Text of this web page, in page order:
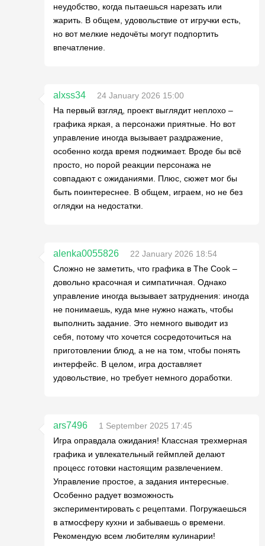
неудобство, когда пытаешься нарезать или
жарить. В общем, удовольствие от игручки есть,
но вот мелкие недочёты могут подпортить
впечатление.
alxss34
24 January 2026 15:00
На первый взгляд, проект выглядит неплохо –
графика яркая, а персонажи приятные. Но вот
управление иногда вызывает раздражение,
особенно когда время поджимает. Вроде бы всё
просто, но порой реакции персонажа не
совпадают с ожиданиями. Плюс, сюжет мог бы
быть поинтереснее. В общем, играем, но не без
оглядки на недостатки.
alenka0055826
22 January 2026 18:54
Сложно не заметить, что графика в The Cook –
довольно красочная и симпатичная. Однако
управление иногда вызывает затруднения: иногда
не понимаешь, куда мне нужно нажать, чтобы
выполнить задание. Это немного выводит из
себя, потому что хочется сосредоточиться на
приготовлении блюд, а не на том, чтобы понять
интерфейс. В целом, игра доставляет
удовольствие, но требует немного доработки.
ars7496
1 September 2025 17:45
Игра оправдала ожидания! Классная трехмерная
графика и увлекательный геймплей делают
процесс готовки настоящим развлечением.
Управление простое, а задания интересные.
Особенно радует возможность
экспериментировать с рецептами. Погружаешься
в атмосферу кухни и забываешь о времени.
Рекомендую всем любителям кулинарии!